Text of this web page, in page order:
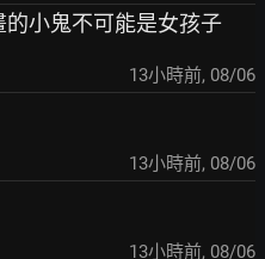
的小鬼不可能是女孩子
13小時前, 08/06
13小時前, 08/06
13小時前, 08/06